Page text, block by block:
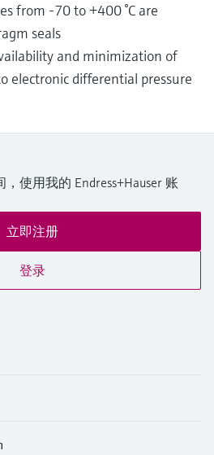
from -70 to +400 °C are
seals
and minimization of
electronic differential pressure
使用我的 Endress+Hauser 账
立即注册
登录